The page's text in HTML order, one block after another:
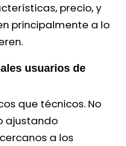
precio, y
principalmente a lo
usuarios de
que técnicos. No
ajustando
a los